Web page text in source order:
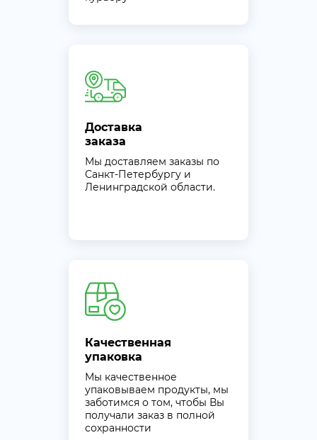
Доставка
заказа
Мы доставляем заказы по
Санкт-Петербургу и
Ленинградской области.
Качественная
упаковка
Мы качественное
упаковываем продукты, мы
заботимся о том, чтобы Вы
получали заказ в полной
сохранности